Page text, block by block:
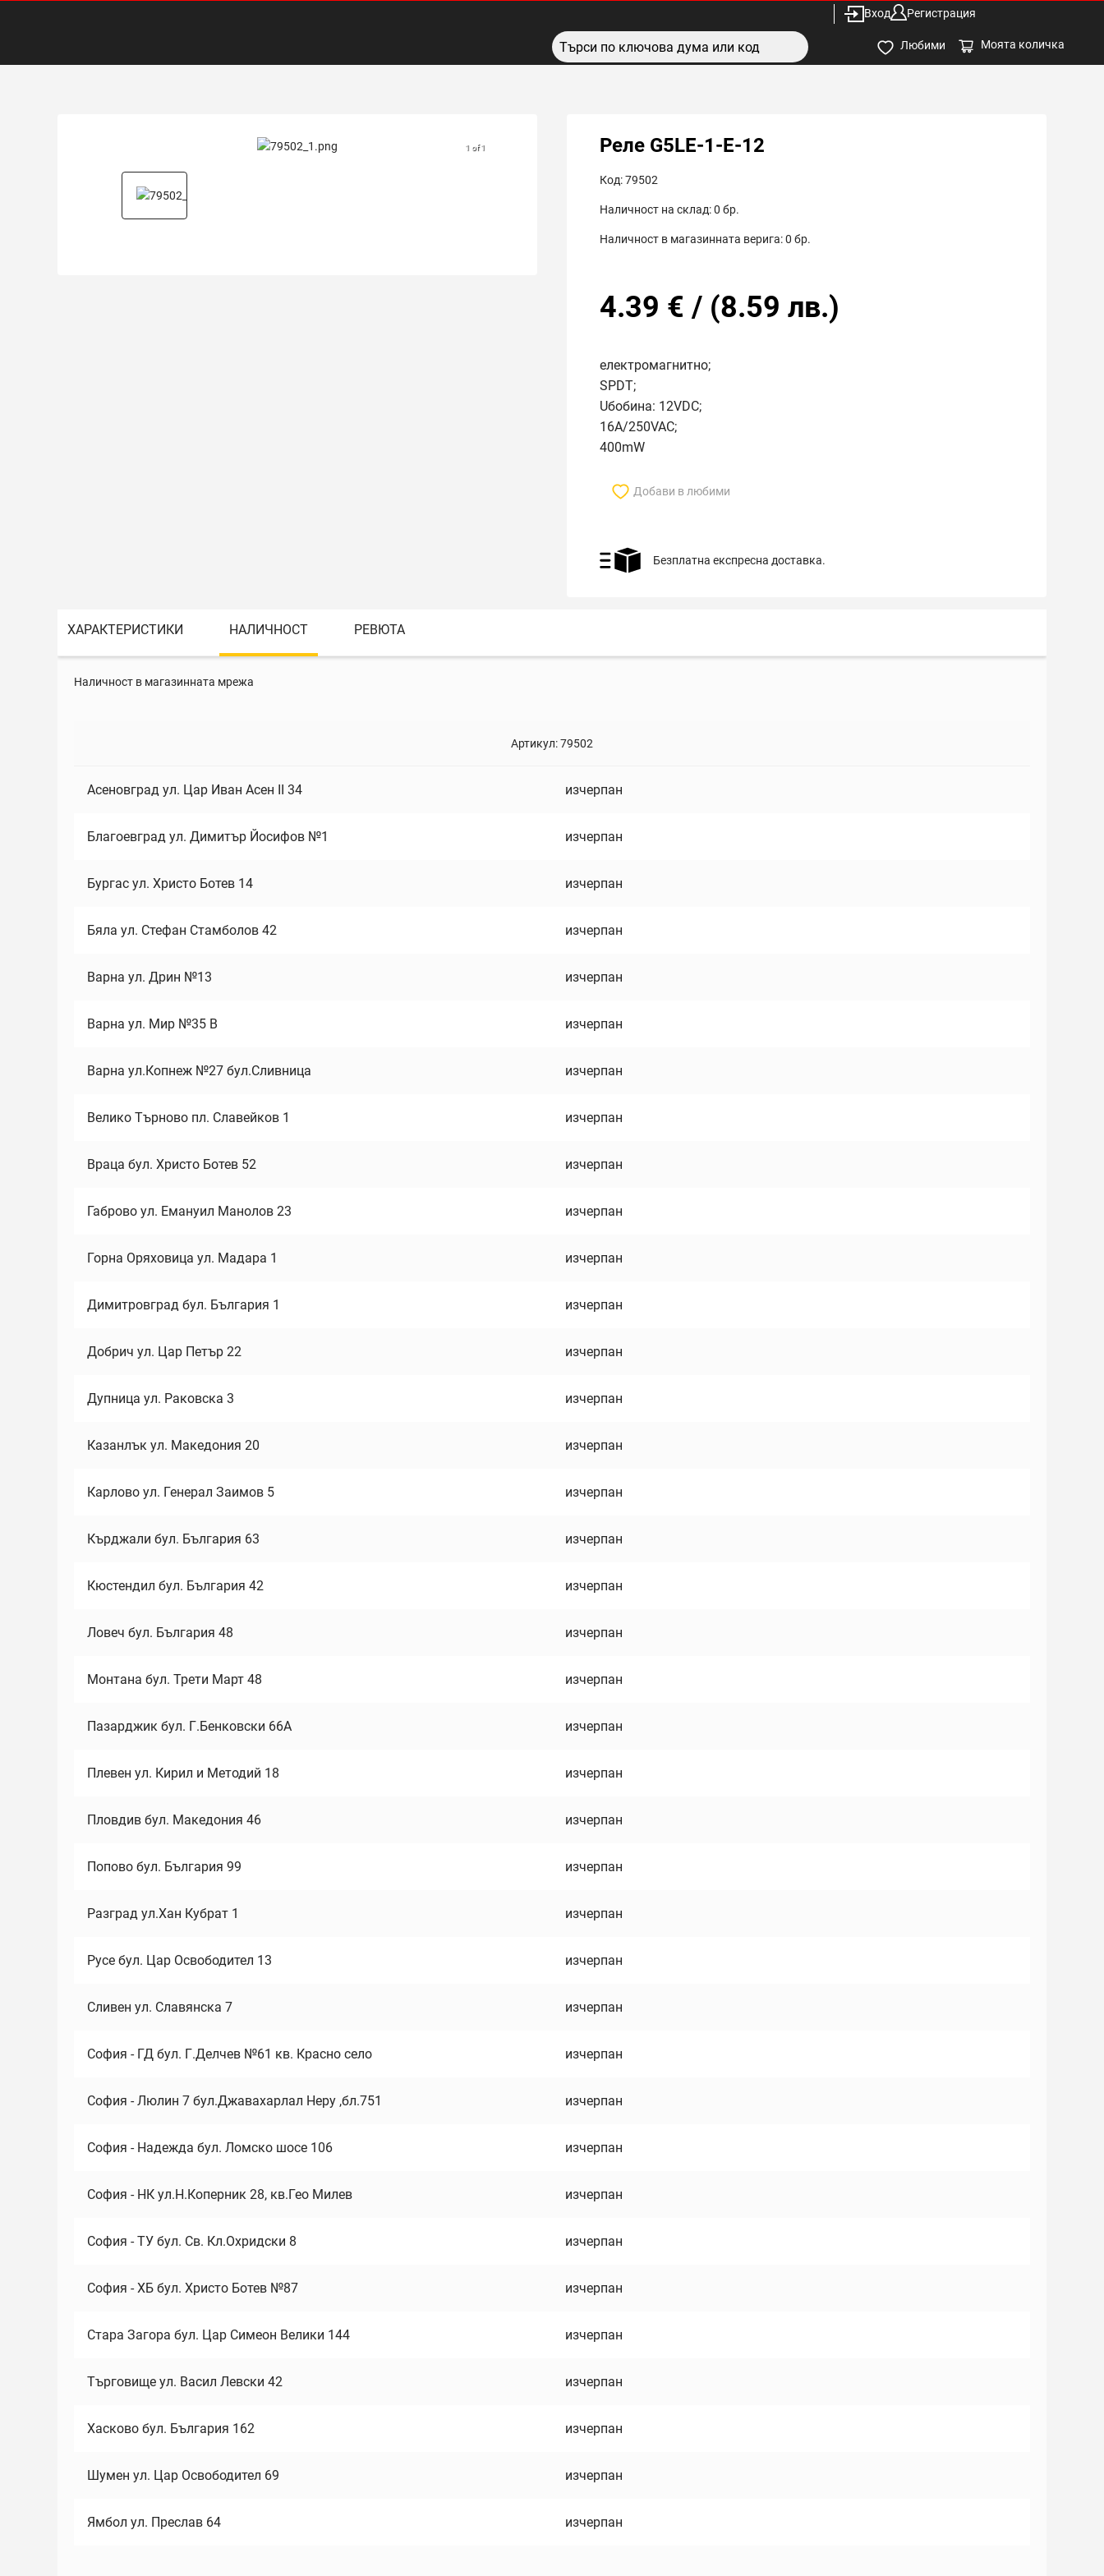
Вход Регистрация
Любими Моята количка
1 of 1 Реле G5LE-1-E-12
Код:79502
Наличност на склад:0 бр.
Наличност в магазинната верига:0 бр.
4.39 € / (8.59 лв.)
електромагнитно;
SPDT;
Uбобина: 12VDC;
16A/250VAC;
400mW
Добави в любими
Безплатна експресна доставка.
ХАРАКТЕРИСТИКИ НАЛИЧНОСТ РЕВЮТА
Наличност в магазинната мрежа
Артикул:79502
Асеновград ул. Цар Иван Асен II 34 изчерпан
Благоевград ул. Димитър Йосифов №1 изчерпан
Бургас ул. Христо Ботев 14 изчерпан
Бяла ул. Стефан Стамболов 42 изчерпан
Варна ул. Дрин №13 изчерпан
Варна ул. Мир №35 В изчерпан
Варна ул.Копнеж №27 бул.Сливница изчерпан
Велико Търново пл. Славейков 1 изчерпан
Враца бул. Христо Ботев 52 изчерпан
Габрово ул. Емануил Манолов 23 изчерпан
Горна Оряховица ул. Мадара 1 изчерпан
Димитровград бул. България 1 изчерпан
Добрич ул. Цар Петър 22 изчерпан
Дупница ул. Раковска 3 изчерпан
Казанлък ул. Македония 20 изчерпан
Карлово ул. Генерал Заимов 5 изчерпан
Кърджали бул. България 63 изчерпан
Кюстендил бул. България 42 изчерпан
Ловеч бул. България 48 изчерпан
Монтана бул. Трети Март 48 изчерпан
Пазарджик бул. Г.Бенковски 66А изчерпан
Плевен ул. Кирил и Методий 18 изчерпан
Пловдив бул. Македония 46 изчерпан
Попово бул. България 99 изчерпан
Разград ул.Хан Кубрат 1 изчерпан
Русе бул. Цар Освободител 13 изчерпан
Сливен ул. Славянска 7 изчерпан
София - ГД бул. Г.Делчев №61 кв. Красно село изчерпан
София - Люлин 7 бул.Джавахарлал Неру ,бл.751 изчерпан
София - Надежда бул. Ломско шосе 106 изчерпан
София - НК ул.Н.Коперник 28, кв.Гео Милев изчерпан
София - ТУ бул. Св. Кл.Охридски 8 изчерпан
София - ХБ бул. Христо Ботев №87 изчерпан
Стара Загора бул. Цар Симеон Велики 144 изчерпан
Търговище ул. Васил Левски 42 изчерпан
Хасково бул. България 162 изчерпан
Шумен ул. Цар Освободител 69 изчерпан
Ямбол ул. Преслав 64 изчерпан